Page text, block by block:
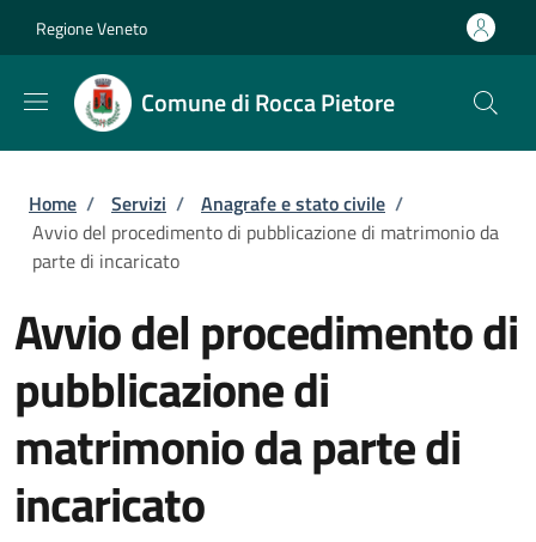
Regione Veneto
Comune di Rocca Pietore
Briciole di pane
Home / Servizi / Anagrafe e stato civile /
Avvio del procedimento di pubblicazione di matrimonio da
parte di incaricato
Avvio del procedimento di
pubblicazione di
matrimonio da parte di
incaricato